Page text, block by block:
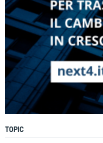
TOPIC